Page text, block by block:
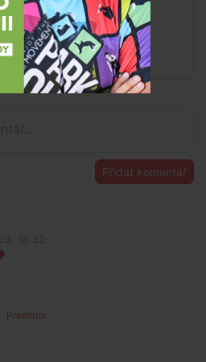
Přidat komentář
Premium